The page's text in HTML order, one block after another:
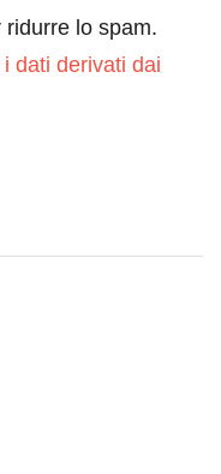
lo spam.
dati derivati dai